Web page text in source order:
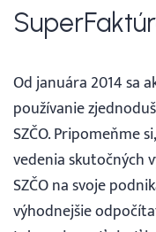
Webináre
Blog
Vyhľadávanie
Slovenčina
Od januára 2014 sa
používanie
SZČO. Pripomeňme
vedenia skutočných
SZČO na svoje
výhodnejšie